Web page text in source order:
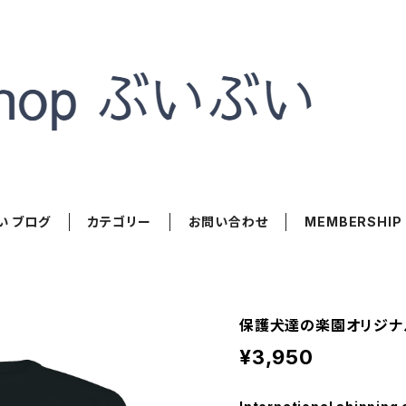
ブログ カテゴリー お問い合わせ MEMBERSHIP
保護犬達の楽園オリジ
¥3,950